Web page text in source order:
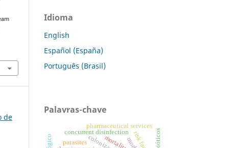
de
Idioma
English
Español (España)
Português (Brasil)
Palavras-chave
concurrent disinfection
pharmaceutical services
mortality
parasites